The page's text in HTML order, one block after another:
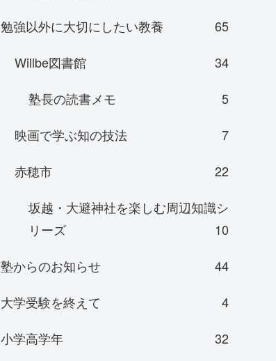
勉強以外に大切にしたい教養
65
Willbe図書館
34
塾長の読書メモ
5
映画で学ぶ知の技法
7
赤穂市
22
坂越・大避神社を楽しむ周辺知識シ
リーズ
10
塾からのお知らせ
44
大学受験を終えて
4
小学高学年
32